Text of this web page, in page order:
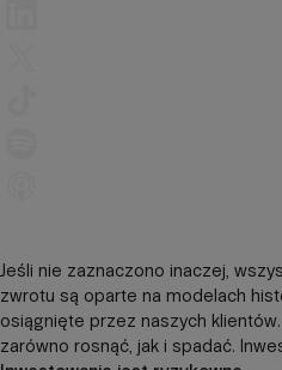
Jeśli nie zaznaczono inaczej,
zwrotu są oparte na modelach
osiągnięte przez naszych
zarówno rosnąć, jak i spadać.